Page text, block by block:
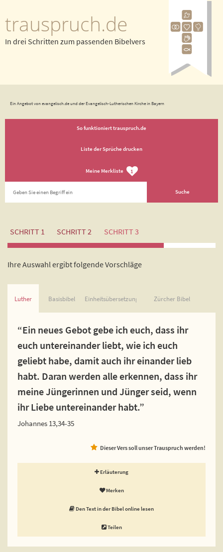
trauspruch.de
In drei Schritten zum passenden Bibelvers
Ein Angebot von evangelisch.de und der Evangelisch-Lutherischen Kirche in Bayern
So funktioniert trauspruch.de
Liste der Sprüche drucken
Meine Merkliste 1
SCHRITT 1 SCHRITT 2 SCHRITT 3
Ihre Auswahl ergibt folgende Vorschläge
Luther Basisbibel Einheitsübersetzung Zürcher Bibel
“Ein neues Gebot gebe ich euch, dass ihr
euch untereinander liebt, wie ich euch
geliebt habe, damit auch ihr einander lieb
habt. Daran werden alle erkennen, dass ihr
meine Jüngerinnen und Jünger seid, wenn
ihr Liebe untereinander habt.”
Johannes 13,34-35
Dieser Vers soll unser Trauspruch werden!
Erläuterung
Merken
Den Text in der Bibel online lesen
Teilen